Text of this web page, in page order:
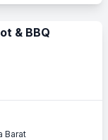
& BBQ
Barat